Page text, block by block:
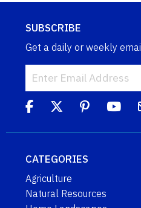
SUBSCRIBE
Get a daily or weekly
CATEGORIES
Agriculture
Natural Resources